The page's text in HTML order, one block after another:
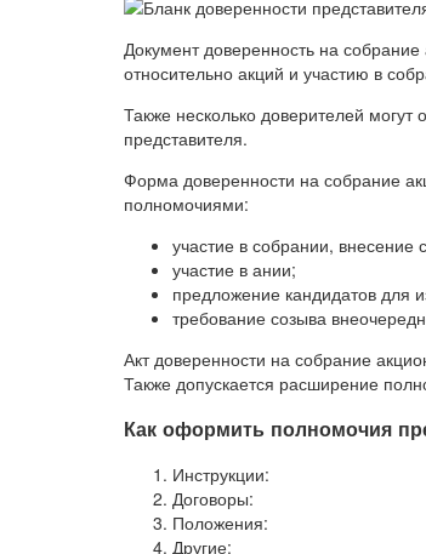
Документ доверенность на
относительно акций и участию в
Также несколько доверителей могут
представителя.
Форма доверенности на собрание
полномочиями:
участие в собрании, внесение
участие в ании;
предложение кандидатов для
требование созыва
Акт доверенности на собрание
Также допускается расширение
Как оформить полномочия
Инструкции:
Договоры:
Положения:
Другие: